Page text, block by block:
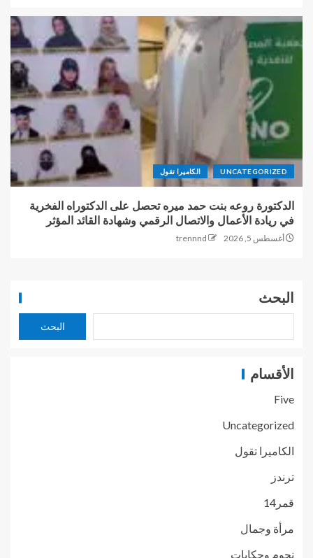
UNCATEGORIZED الكاميرا تقول
الدكتورة روعه بنت حمد ميره تحصل على الدكتوراه الفخرية
في ريادة الأعمال والاتصال الرقمي وشهادة القائد المؤثر
أغسطس 5, 2026 trennnd
البحث
البحث
الأقسام
Five
Uncategorized
الكاميرا تقول
ترندز
قمر14
مرأة وجمال
نجوم وحكايات